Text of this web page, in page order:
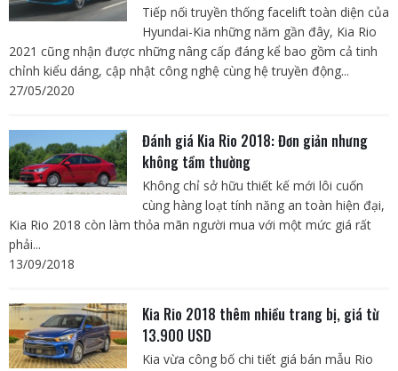
Tiếp nối truyền thống facelift toàn diện của
Hyundai-Kia những năm gần đây, Kia Rio
2021 cũng nhận được những nâng cấp đáng kể bao gồm cả tinh
chỉnh kiểu dáng, cập nhật công nghệ cùng hệ truyền động...
27/05/2020
Đánh giá Kia Rio 2018: Đơn giản nhưng
không tầm thường
Không chỉ sở hữu thiết kế mới lôi cuốn
cùng hàng loạt tính năng an toàn hiện đại,
Kia Rio 2018 còn làm thỏa mãn người mua với một mức giá rất
phải...
13/09/2018
Kia Rio 2018 thêm nhiều trang bị, giá từ
13.900 USD
Kia vừa công bố chi tiết giá bán mẫu Rio